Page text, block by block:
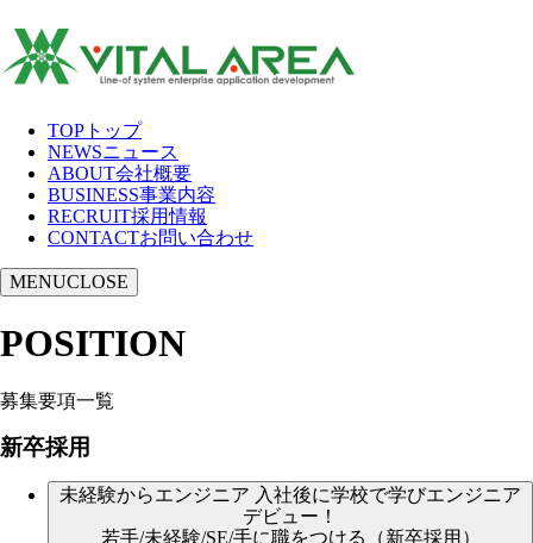
TOP トップ
NEWSニュース
ABOUT会社概要
BUSINESS事業内容
RECRUIT採用情報
CONTACTお問い合わせ
MENUCLOSE
POSITION
募集要項一覧
新卒採用
未経験からエンジニア 入社後に学校で学びエンジニア
デビュー！
若手/未経験/SE/手に職をつける（新卒採用）